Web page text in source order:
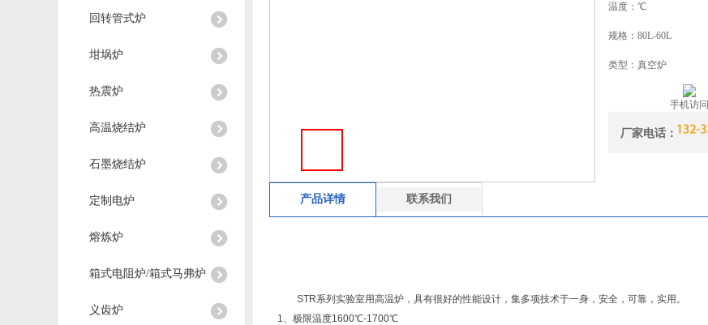
回转管式炉
坩埚炉
热震炉
高温烧结炉
石墨烧结炉
定制电炉
熔炼炉
箱式电阻炉/箱式马弗炉
义齿炉
温度：℃
规格：80L-60L
类型：真空炉
手机访问
厂家电话：
产品详情 联系我们
STR系列实验室用高温炉，具有很好的性能设计，集多项技术于一身，安全，可靠，实用。
1、极限温度1600℃-1700℃